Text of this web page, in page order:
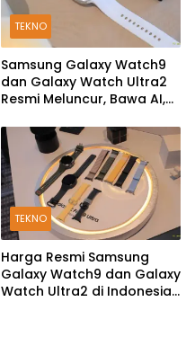
TEKNO
Samsung Galaxy Watch9
dan Galaxy Watch Ultra2
Resmi Meluncur, Bawa AI,
dan Fitur Kesehatan Baru
TEKNO
Harga Resmi Samsung
Galaxy Watch9 dan Galaxy
Watch Ultra2 di Indonesia,